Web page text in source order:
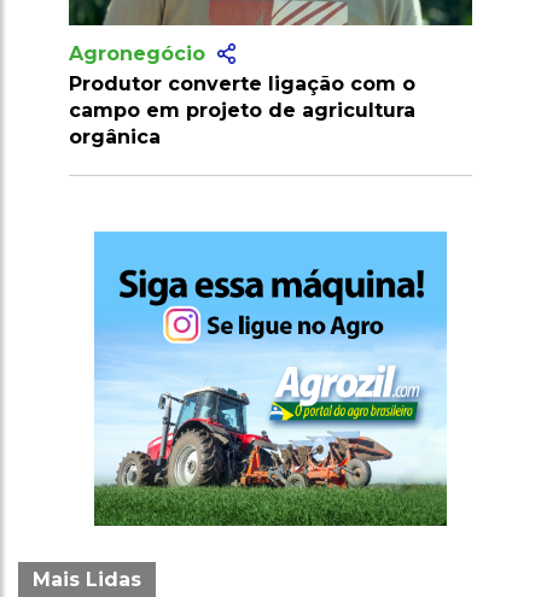
Agronegócio
Marrocos suspende tarifas de
importação de carnes e ovinos até
2026
Mais Lidas